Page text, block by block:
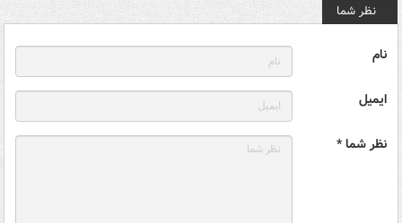
نظر شما
نام
ایمیل
نظر شما *